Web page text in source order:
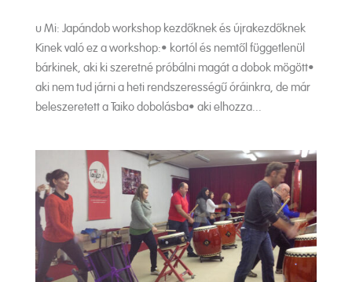
u Mi: Japándob workshop kezdőknek és újrakezdőknek
Kinek való ez a workshop:• kortól és nemtől függetlenül
bárkinek, aki ki szeretné próbálni magát a dobok mögött•
aki nem tud járni a heti rendszerességű óráinkra, de már
beleszeretett a Taiko dobolásba• aki elhozza...